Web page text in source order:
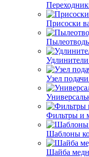
Присоски
Узел
Фильтры и
Шаблоны
Шайба